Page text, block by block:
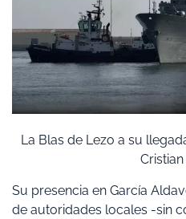
La Blas de Lezo a su
Su presencia en García
de autoridades locales -sin